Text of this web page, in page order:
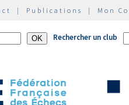
| Publications | Mon
Rechercher un club